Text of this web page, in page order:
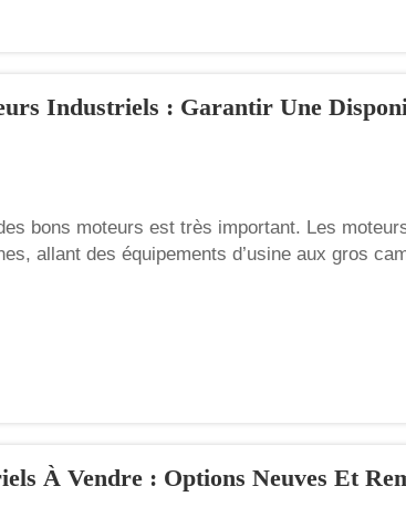
Industriels : Garantir Une
bons moteurs est très important. Les
allant des équipements d’usine aux gros
et de fonctionner correctement. Chez
le moteur industriel adapté...
À Vendre : Options Neuves Et